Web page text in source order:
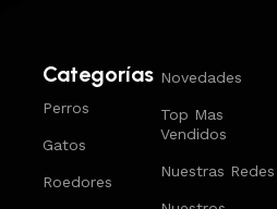
Categorías
Perros
Gatos
Roedores
Novedades
Top Mas
Vendidos
Nuestras Redes